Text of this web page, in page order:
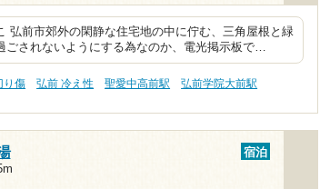
弘前市郊外の閑静な住宅地の中に佇む、三角屋根と緑
ごされないようにする為なのか、電光掲示板で…
り傷 弘前 冷え性 聖愛中高前駅
弘前学院大前駅
宿泊